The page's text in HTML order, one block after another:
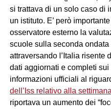
si trattava di un solo caso di
un istituto. E’ però
osservatore esterno la
scuole sulla seconda
attraversando l’Italia risente
dati aggiornati e completi
informazioni ufficiali al
dell’Iss relativo alla
riportava un aumento dei